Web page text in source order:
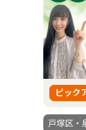
ピック
戸塚区・